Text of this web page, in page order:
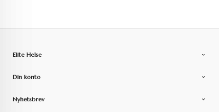
Elite Helse
Din konto
Nyhetsbrev